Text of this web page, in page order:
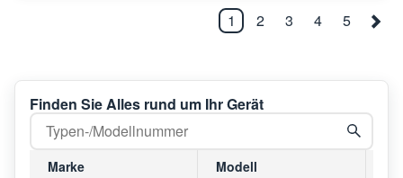
1 2 3 4 5
Finden Sie Alles rund um Ihr Gerät
Marke Modell